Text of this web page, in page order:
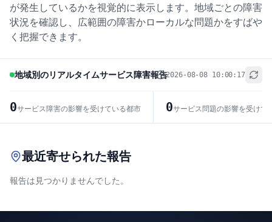
が発生しているかを視覚的に表示します。地域ごとの障害
状況を確認し、広範囲の障害かローカルな問題かをすばや
く把握できます。
地域別のリアルタイムサービス障害報告2026-08-08 10:00:17
0サービス障害の影響を受けている都市 0サービス問題の影響を受けて
+
最近寄せられた報告
報告は見つかりませんでした。